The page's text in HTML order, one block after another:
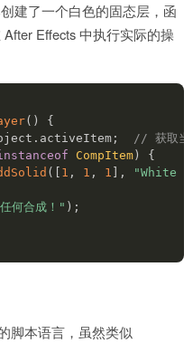
建了一个白色的固态层，函
Effects 中执行实际的操
( )
{
. activeItem;
// 获取当
CompItem)
{
( 1 , 1 , 1 ,
"White
何合成！" ) ;
脚本语言，虽然类似